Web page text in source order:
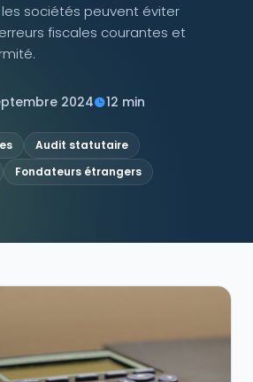
nous
sociétés peuvent éviter
fiscales courantes et
2024 12 min
Audit statutaire
Fondateurs étrangers